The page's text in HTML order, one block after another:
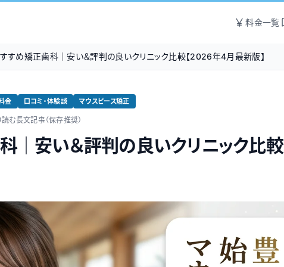
料金一覧
すめ矯正歯科｜安い＆評判の良いクリニック比較【2026年4月最新版】
金 口コミ・体験談 マウスピース矯正
読む長文記事（保存推奨）
｜安い＆評判の良いクリニック比較